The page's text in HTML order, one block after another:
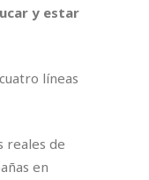
y estar
líneas
reales de
en